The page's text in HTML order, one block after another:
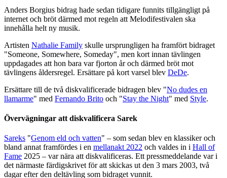
Anders Borgius bidrag hade sedan tidigare funnits tillgängligt på
internet och bröt därmed mot regeln att Melodifestivalen ska
innehålla helt ny musik.
Artisten Nathalie Family skulle ursprungligen ha framfört bidraget
"Someone, Somewhere, Someday", men kort innan tävlingen
uppdagades att hon bara var fjorton år och därmed bröt mot
tävlingens åldersregel. Ersättare på kort varsel blev DeDe.
Ersättare till de två diskvalificerade bidragen blev "No dudes en
llamarme" med Fernando Brito och "Stay the Night" med Style.
Övervägningar att diskvalificera Sarek
Sareks "Genom eld och vatten" – som sedan blev en klassiker och
bland annat framfördes i en mellanakt 2022 och valdes in i Hall of
Fame 2025 – var nära att diskvalificeras. Ett pressmeddelande var i
det närmaste färdigskrivet för att skickas ut den 3 mars 2003, två
dagar efter den deltävling som bidraget vunnit.